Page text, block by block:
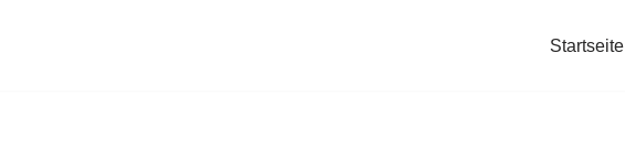
Startseite